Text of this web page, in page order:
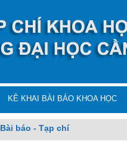
KÊ KHAI BÀI BÁO KHOA HỌC
Bài báo - Tạp chí